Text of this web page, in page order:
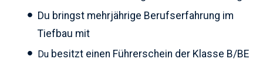
Du bringst mehrjährige Berufserfahrung im
Tiefbau mit
Du besitzt einen Führerschein der Klasse B/BE